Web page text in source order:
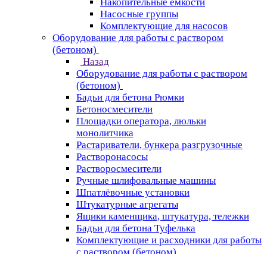
Насосные группы
Комплектующие для насосов
Оборудование для работы с раствором
(бетоном)
Назад
Оборудование для работы с раствором
(бетоном)
Бадьи для бетона Рюмки
Бетоносмесители
Площадки оператора, люльки
монолитчика
Растариватели, бункера разгрузочные
Растворонасосы
Растворосмесители
Ручные шлифовальные машины
Шпатлёвочные установки
Штукатурные агрегаты
Ящики каменщика, штукатура, тележки
Бадьи для бетона Туфелька
Комплектующие и расходники для работы